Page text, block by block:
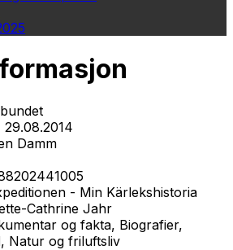
29.08.2014
Damm
- Min Kärlekshistoria
Cathrine Jahr
og fakta, Biografier,
Natur og friluftsliv